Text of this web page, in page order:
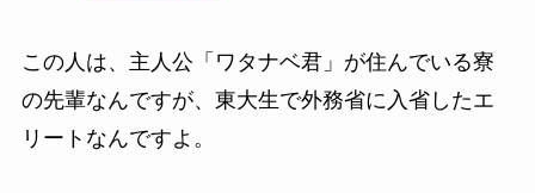
この人は、主人公「ワタナベ君」が住んでいる寮
の先輩なんですが、東大生で外務省に入省したエ
リートなんですよ。